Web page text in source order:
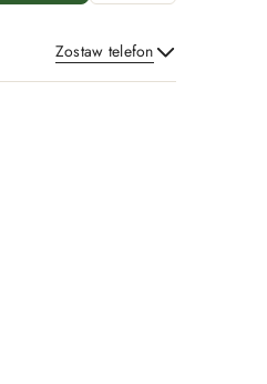
Zostaw telefon
Wyślij